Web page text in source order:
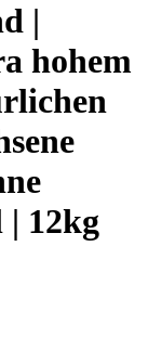
|
hohem
| 12kg